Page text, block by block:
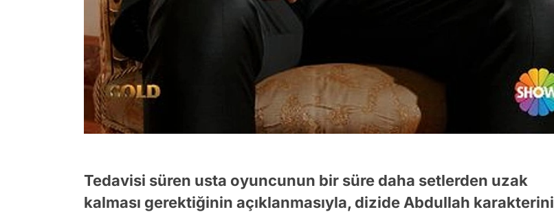
Tedavisi süren usta oyuncunun bir süre daha setlerden uzak
kalması gerektiğinin açıklanmasıyla, dizide Abdullah karakterini